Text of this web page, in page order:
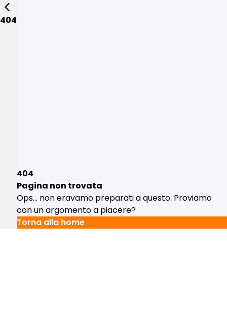
404
404
Pagina non trovata
Ops... non eravamo preparati a questo. Proviamo
con un argomento a piacere?
Torna alla home